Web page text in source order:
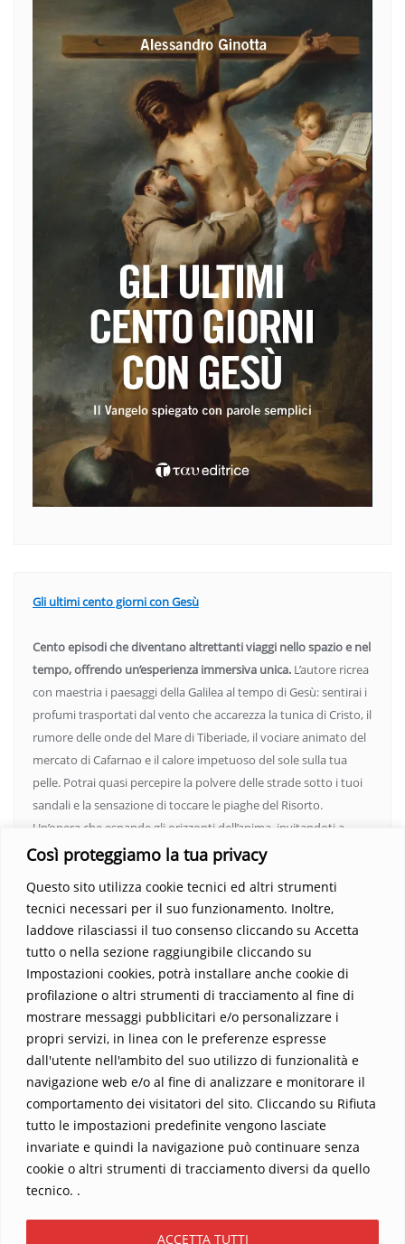
Così proteggiamo la tua privacy
Questo sito utilizza cookie tecnici ed altri strumenti
tecnici necessari per il suo funzionamento. Inoltre,
laddove rilasciassi il tuo consenso cliccando su Accetta
tutto o nella sezione raggiungibile cliccando su
Impostazioni cookies, potrà installare anche cookie di
profilazione o altri strumenti di tracciamento al fine di
mostrare messaggi pubblicitari e/o personalizzare i
propri servizi, in linea con le preferenze espresse
dall'utente nell'ambito del suo utilizzo di funzionalità e
navigazione web e/o al fine di analizzare e monitorare il
comportamento dei visitatori del sito. Cliccando su Rifiuta
tutto le impostazioni predefinite vengono lasciate
invariate e quindi la navigazione può continuare senza
cookie o altri strumenti di tracciamento diversi da quello
tecnico. .
ACCETTA TUTTI
Gli ultimi cento giorni con Gesù
Cento episodi che diventano altrettanti viaggi nello spazio e nel
tempo, offrendo un’esperienza immersiva unica. L’autore ricrea
con maestria i paesaggi della Galilea al tempo di Gesù: sentirai i
profumi trasportati dal vento che accarezza la tunica di Cristo, il
rumore delle onde del Mare di Tiberiade, il vociare animato del
mercato di Cafarnao e il calore impetuoso del sole sulla tua
pelle. Potrai quasi percepire la polvere delle strade sotto i tuoi
sandali e la sensazione di toccare le piaghe del Risorto.
Un’opera che espande gli orizzonti dell’anima, invitandoti a
vedere oltre i confini del conosciuto. Scopri un mondo in cui
indimenticabile.Non perdere l’occasione di immergerti in
questo viaggio straordinario. Acquista il libro e lascia che la
Parola trasformi la tua vita
Home Contatti
Sostieni La Buona Parola – dona 5 €, 10 €, 25 €… il tuo contributo
I viaggi dell’anima
Catechesi